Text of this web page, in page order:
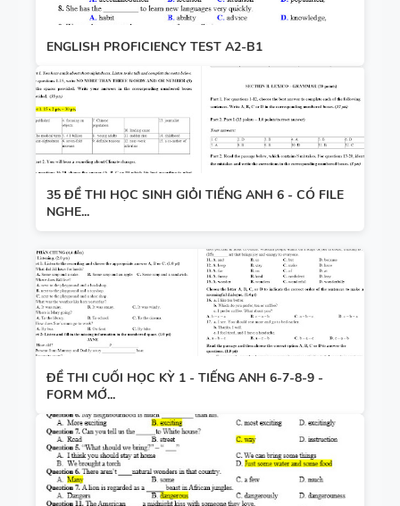
ENGLISH PROFICIENCY TEST A2-B1
35 ĐỀ THI HỌC SINH GIỎI TIẾNG ANH 6 - CÓ FILE
NGHE...
ĐỀ THI CUỐI HỌC KỲ 1 - TIẾNG ANH 6-7-8-9 -
FORM MỚ...